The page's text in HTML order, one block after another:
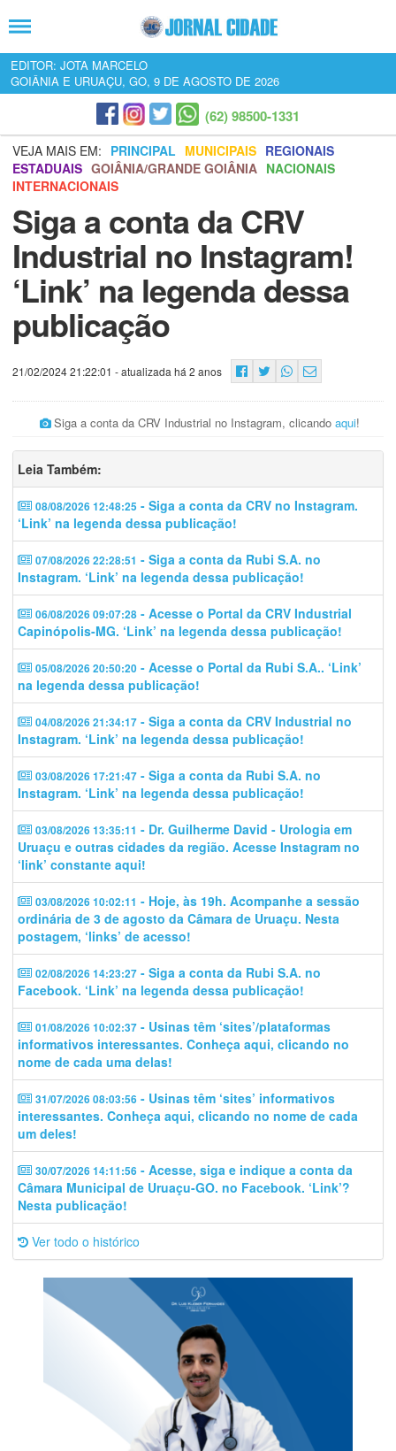
EDITOR: JOTA MARCELO
GOIÂNIA E URUAÇU, GO, 9 DE AGOSTO DE 2026
(62) 98500-1331
VEJA MAIS EM: PRINCIPAL MUNICIPAIS REGIONAIS
ESTADUAIS GOIÂNIA/GRANDE GOIÂNIA NACIONAIS
INTERNACIONAIS
Siga a conta da CRV
Industrial no Instagram!
‘Link’ na legenda dessa
publicação
21/02/2024 21:22:01 - atualizada há 2 anos
Siga a conta da CRV Industrial no Instagram, clicando aqui!
Leia Também:
08/08/2026 12:48:25 - Siga a conta da CRV no Instagram.
‘Link’ na legenda dessa publicação!
07/08/2026 22:28:51 - Siga a conta da Rubi S.A. no
Instagram. ‘Link’ na legenda dessa publicação!
06/08/2026 09:07:28 - Acesse o Portal da CRV Industrial
Capinópolis-MG. ‘Link’ na legenda dessa publicação!
05/08/2026 20:50:20 - Acesse o Portal da Rubi S.A.. ‘Link’
na legenda dessa publicação!
04/08/2026 21:34:17 - Siga a conta da CRV Industrial no
Instagram. ‘Link’ na legenda dessa publicação!
03/08/2026 17:21:47 - Siga a conta da Rubi S.A. no
Instagram. ‘Link’ na legenda dessa publicação!
03/08/2026 13:35:11 - Dr. Guilherme David - Urologia em
Uruaçu e outras cidades da região. Acesse Instagram no
‘link’ constante aqui!
03/08/2026 10:02:11 - Hoje, às 19h. Acompanhe a sessão
ordinária de 3 de agosto da Câmara de Uruaçu. Nesta
postagem, ‘links’ de acesso!
02/08/2026 14:23:27 - Siga a conta da Rubi S.A. no
Facebook. ‘Link’ na legenda dessa publicação!
01/08/2026 10:02:37 - Usinas têm ‘sites’/plataformas
informativos interessantes. Conheça aqui, clicando no
nome de cada uma delas!
31/07/2026 08:03:56 - Usinas têm ‘sites’ informativos
interessantes. Conheça aqui, clicando no nome de cada
um deles!
30/07/2026 14:11:56 - Acesse, siga e indique a conta da
Câmara Municipal de Uruaçu-GO. no Facebook. ‘Link’?
Nesta publicação!
Ver todo o histórico